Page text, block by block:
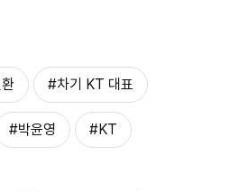
#차기 KT 대표
#박윤영 #KT